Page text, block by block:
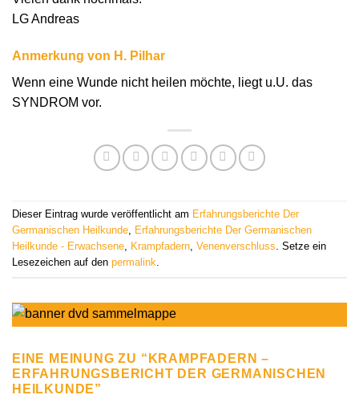
LG Andreas
Anmerkung von H. Pilhar
Wenn eine Wunde nicht heilen möchte, liegt u.U. das
SYNDROM vor.
Dieser Eintrag wurde veröffentlicht am Erfahrungsberichte Der
Germanischen Heilkunde, Erfahrungsberichte Der Germanischen
Heilkunde - Erwachsene, Krampfadern, Venenverschluss. Setze ein
Lesezeichen auf den permalink.
EINE MEINUNG ZU “ KRAMPFADERN –
ERFAHRUNGSBERICHT DER GERMANISCHEN
HEILKUNDE”